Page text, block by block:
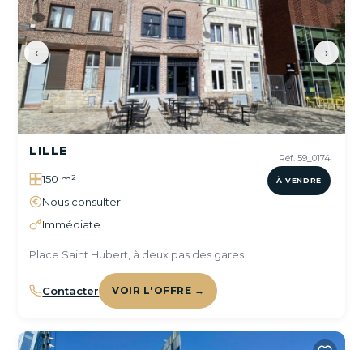
‹ ›
Réf. 59_0174
À VENDRE
LILLE
150 m²
Nous consulter
Immédiate
Place Saint Hubert, à deux pas des gares
Contacter VOIR L'OFFRE →